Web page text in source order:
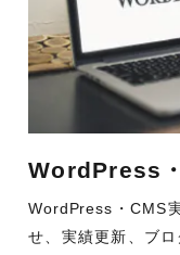
WordPress
WordPress・CMS
せ、実績更新、ブ